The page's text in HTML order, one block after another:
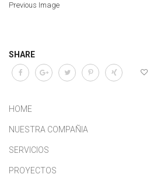
Previous Image
SHARE
HOME
NUESTRA COMPAÑIA
SERVICIOS
PROYECTOS